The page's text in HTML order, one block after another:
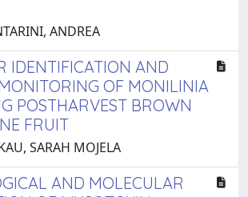
ANDREA
IDENTIFICATION AND
OF MONILINIA
POSTHARVEST BROWN
FRUIT
SARAH MOJELA
AND MOLECULAR